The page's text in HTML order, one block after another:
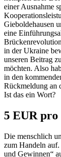
einer Ausnahme
Gieboldehausen
eine
in der Ukraine
unseren Beitrag
möchten. Also
in den
Rückmeldung an
Ist das ein Wort?
5 EUR
Die menschlich
zum Handeln
und Gewinnen“